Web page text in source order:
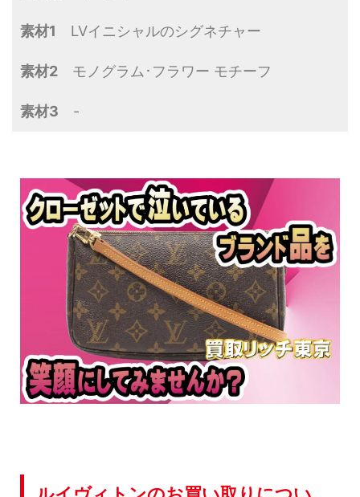
素材1 LVイニシャルのシグネチャー
素材2 モノグラム･フラワー モチーフ
素材3 -